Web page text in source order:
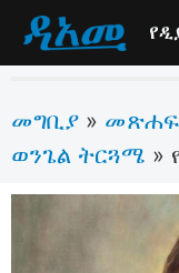
መግቢያ »
ወንጌል ትርጓሜ »